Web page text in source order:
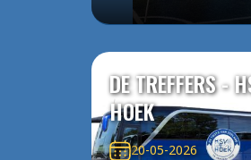
DE TREFFERS -
HOEK
20-05-2026